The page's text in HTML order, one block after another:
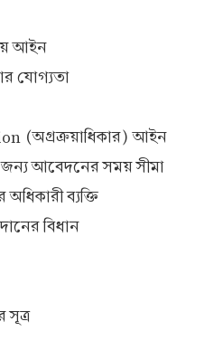
আইন
যোগ্যতা
(অগ্রক্রয়াধিকার) আইন
আবেদনের সময় সীমা
ব্যক্তি
বিধান
সূত্র